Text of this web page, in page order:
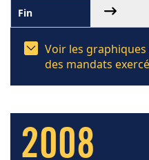
Voir les
des mandats
2008